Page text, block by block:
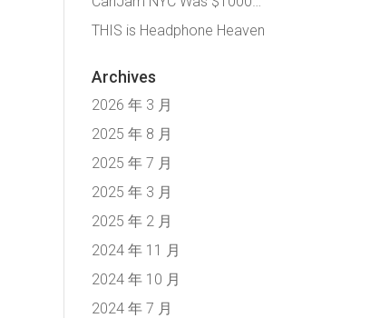
THIS is Headphone Heaven
Archives
2026 年 3 月
2025 年 8 月
2025 年 7 月
2025 年 3 月
2025 年 2 月
2024 年 11 月
2024 年 10 月
2024 年 7 月